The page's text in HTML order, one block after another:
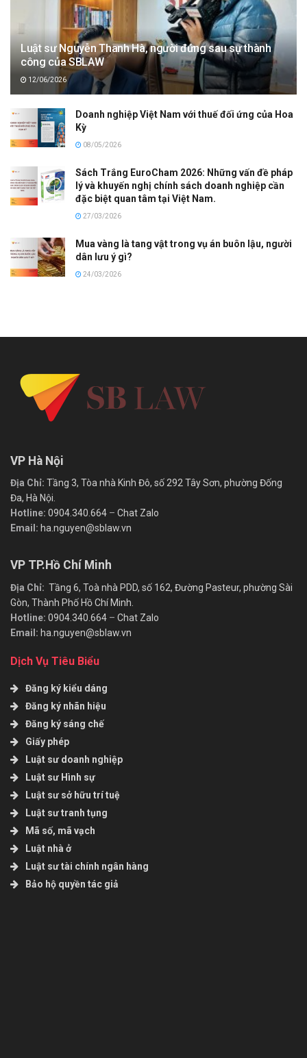
Luật sư Nguyễn Thanh Hà, người đứng sau sự thành
công của SBLAW
12/06/2026
Doanh nghiệp Việt Nam với thuế đối ứng của Hoa
Kỳ
08/05/2026
Sách Trắng EuroCham 2026: Những vấn đề pháp
lý và khuyến nghị chính sách doanh nghiệp cần
đặc biệt quan tâm tại Việt Nam.
27/03/2026
Mua vàng là tang vật trong vụ án buôn lậu, người
dân lưu ý gì?
24/03/2026
VP Hà Nội
Địa Chỉ: Tầng 3, Tòa nhà Kinh Đô, số 292 Tây Sơn, phường Đống
Đa, Hà Nội.
Hotline: 0904.340.664 – Chat Zalo
Email: ha.nguyen@sblaw.vn
VP TP.Hồ Chí Minh
Địa Chỉ: Tầng 6, Toà nhà PDD, số 162, Đường Pasteur, phường Sài
Gòn, Thành Phố Hồ Chí Minh.
Hotline: 0904.340.664 – Chat Zalo
Email: ha.nguyen@sblaw.vn
Dịch Vụ Tiêu Biểu
Đăng ký kiểu dáng
Đăng ký nhãn hiệu
Đăng ký sáng chế
Giấy phép
Luật sư doanh nghiệp
Luật sư Hình sự
Luật sư sở hữu trí tuệ
Luật sư tranh tụng
Mã số, mã vạch
Luật nhà ở
Luật sư tài chính ngân hàng
Bảo hộ quyền tác giả